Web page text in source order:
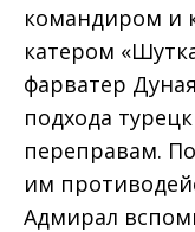
командиром и
катером
фарватер
подхода
переправам.
им
Адмирал